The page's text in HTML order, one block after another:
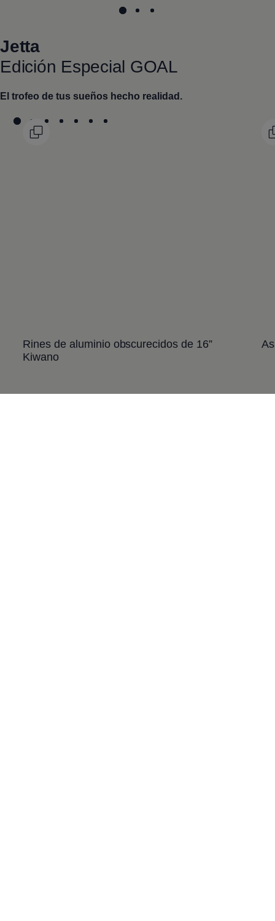
Jetta
Edición Especial GOAL
El trofeo de tus sueños hecho realidad.
Rines de aluminio obscurecidos de 16”
Kiwano